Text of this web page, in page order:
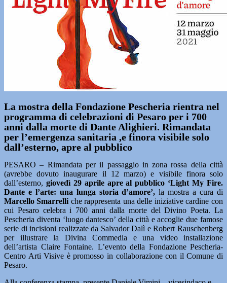
La mostra della Fondazione Pescheria rientra nel
programma di celebrazioni di Pesaro per i 700
anni dalla morte di Dante Alighieri. Rimandata
per l’emergenza sanitaria ,e finora visibile solo
dall’esterno, apre al pubblico
PESARO – Rimandata per il passaggio in zona rossa della città
(avrebbe dovuto inaugurare il 12 marzo) e visibile finora solo
dall’esterno, giovedì 29 aprile apre al pubblico ‘Light My Fire.
Dante e l’arte: una lunga storia d’amore’, la mostra a cura di
Marcello Smarrelli che rappresenta una delle iniziative cardine con
cui Pesaro celebra i 700 anni dalla morte del Divino Poeta. La
Pescheria diventa ‘luogo dantesco’ della città e accoglie due famose
serie di incisioni realizzate da Salvador Dalì e Robert Rauschenberg
per illustrare la Divina Commedia e una video installazione
dell’artista Claire Fontaine. L’evento della Fondazione Pescheria-
Centro Arti Visive è promosso in collaborazione con il Comune di
Pesaro.